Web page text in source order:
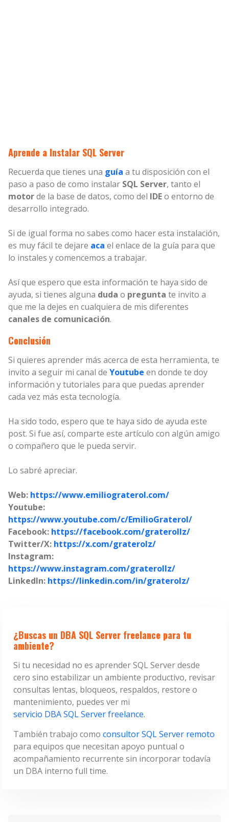
Aprende a Instalar SQL Server
Recuerda que tienes una guía a tu disposición con el
paso a paso de como instalar SQL Server, tanto el
motorde la base de datos, como del IDEo entorno de
desarrollo integrado.
Si de igual forma no sabes como hacer esta instalación,
es muy fácil te dejare aca el enlace de la guía para que
lo instales y comencemos a trabajar.
Así que espero que esta información te haya sido de
ayuda, si tienes alguna duda o pregunta te invito a
que me la dejes en cualquiera de mis diferentes
canales de comunicación.
Conclusión
Si quieres aprender más acerca de esta herramienta, te
invito a seguir mi canal de Youtube en donde te doy
información y tutoriales para que puedas aprender
cada vez más esta tecnología.
Ha sido todo, espero que te haya sido de ayuda este
post. Si fue así, comparte este artículo con algún amigo
o compañero que le pueda servir.
Lo sabré apreciar.
Web: https://www.emiliograterol.com/
Youtube:
https://www.youtube.com/c/EmilioGraterol/
Facebook: https://facebook.com/graterollz/
Twitter/X: https://x.com/graterolz/
Instagram:
https://www.instagram.com/graterollz/
LinkedIn: https://linkedin.com/in/graterolz/
¿Buscas un DBA SQL Server freelance para tu
ambiente?
Si tu necesidad no es aprender SQL Server desde
cero sino estabilizar un ambiente productivo, revisar
consultas lentas, bloqueos, respaldos, restore o
mantenimiento, puedes ver mi
servicio DBA SQL Server freelance.
También trabajo como consultor SQL Server remoto
para equipos que necesitan apoyo puntual o
acompañamiento recurrente sin incorporar todavía
un DBA interno full time.